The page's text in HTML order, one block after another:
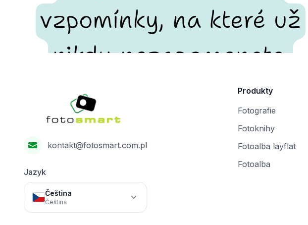
vzpomínky, na které už
nikdy nezapomenete.
kontakt@fotosmart.com.pl
Jazyk
Čeština
Čeština
Produkty
Fotografie
Fotoknihy
Fotoalba layflat
Fotoalba